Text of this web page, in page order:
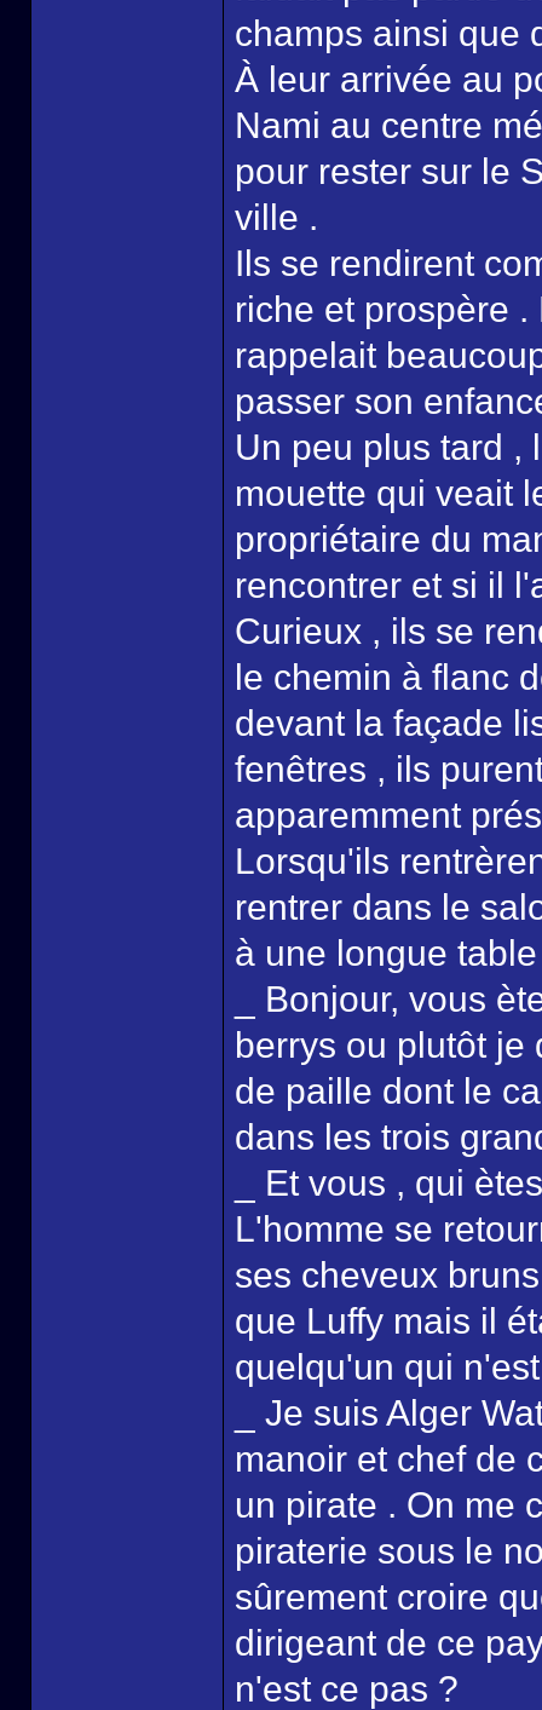
champs ainsi que
À leur arrivée au
Nami au centre
pour rester sur le
ville .
Ils se rendirent
riche et prospère
rappelait
passer son
Un peu plus tard ,
mouette qui veait
propriétaire du
rencontrer et si il
Curieux , ils se
le chemin à flanc
devant la façade
fenêtres , ils
apparemment
Lorsqu'ils
rentrer dans le
à une longue
_ Bonjour, vous
berrys ou plutôt je
de paille dont le
dans les trois
_ Et vous , qui
L'homme se
ses cheveux
que Luffy mais il
quelqu'un qui
_ Je suis Alger
manoir et chef de
un pirate . On me
piraterie sous le
sûrement croire
dirigeant de ce
n'est ce pas ?